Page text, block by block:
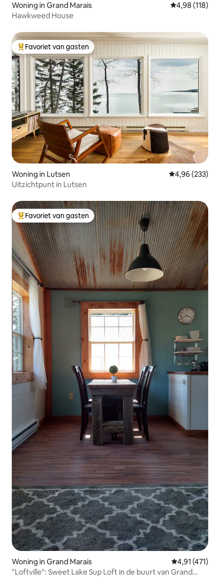
Woning in Grand Marais Gemiddelde
4,98 (118)
Hawkweed House
Topfavoriet van gasten
Favoriet van gasten
Woning in Lutsen Gemiddelde
4,96 (233)
Uitzichtpunt in Lutsen
Topfavoriet van gasten
Favoriet van gasten
Woning in Grand Marais Gemiddelde
4,91 (471)
"Loftville": Sweet Lake Sup Loft in de buurt van Grand